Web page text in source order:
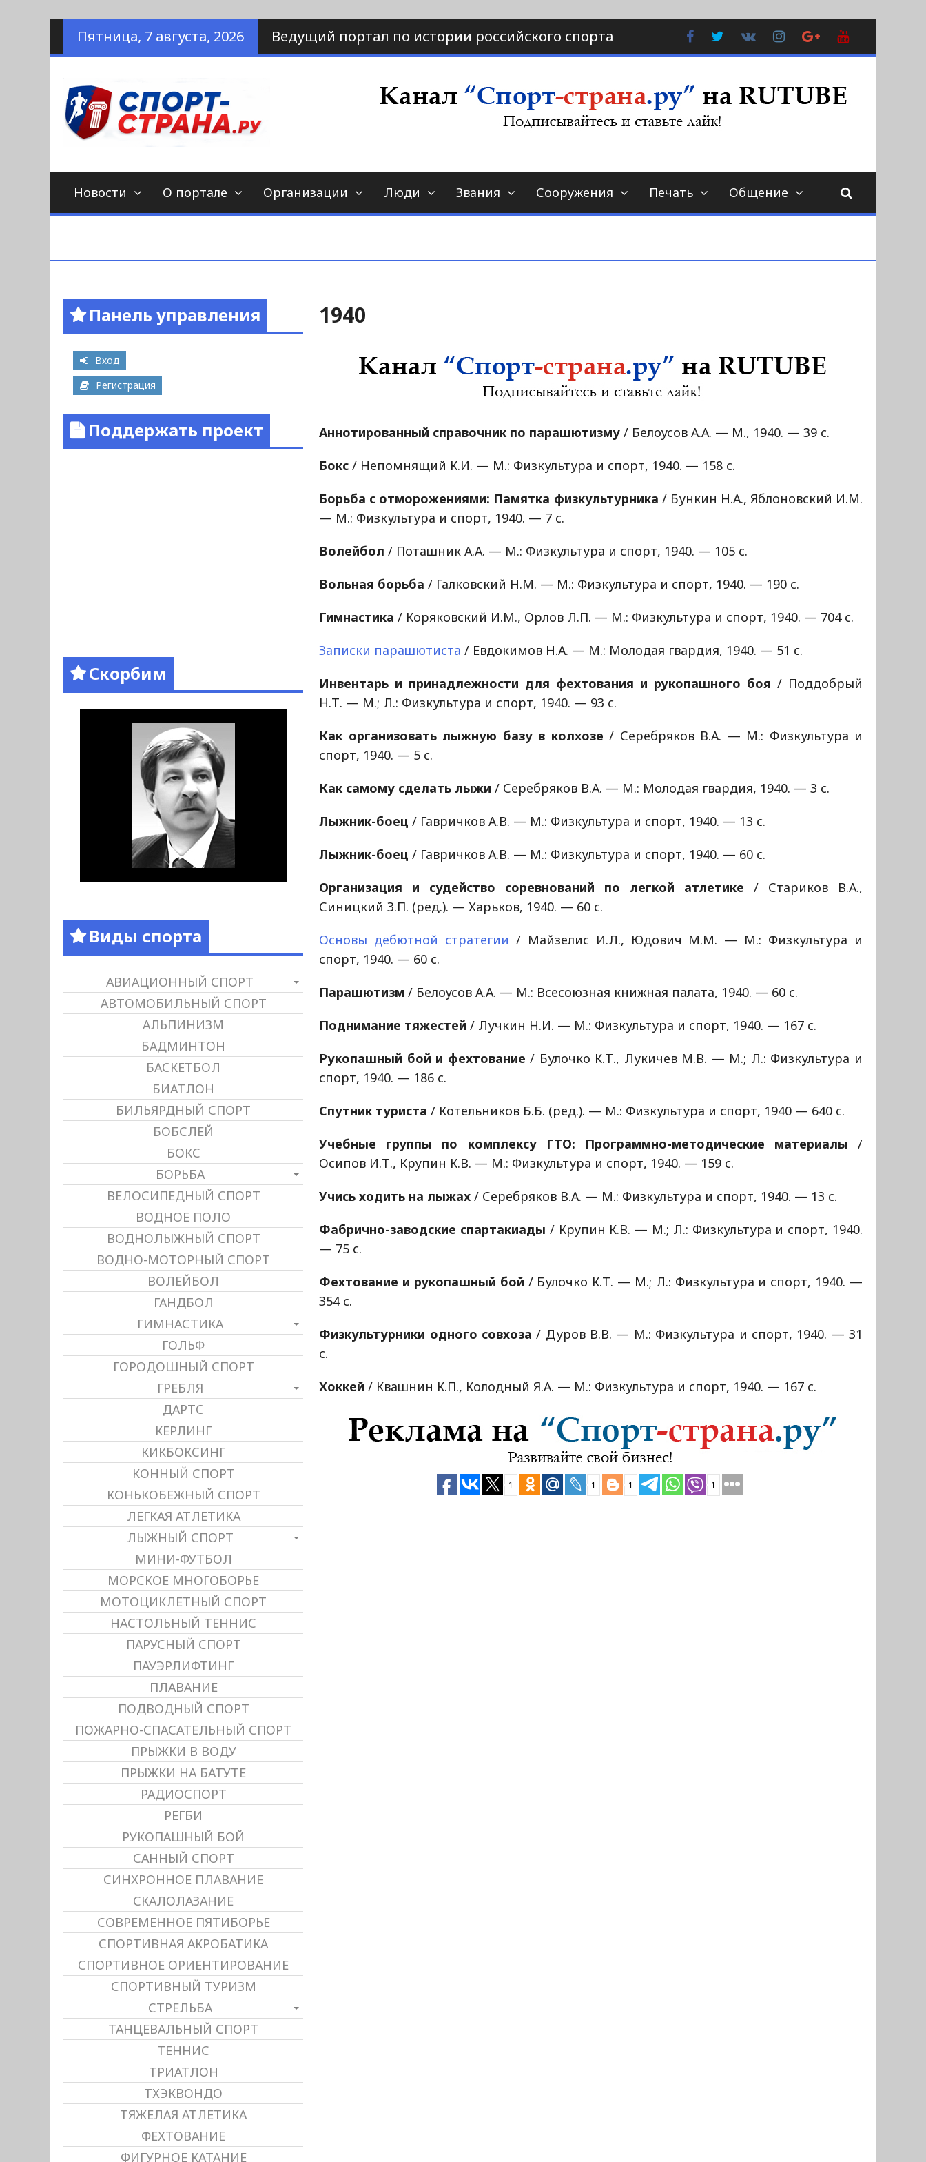
НаверхПятница, 7 августа, 2026 Ведущий портал по истории российского спорта FacebookTwitter
Контакте
Instagram
Google
Plus
Спорт-страна.ру
портал по истории спорта
Новости О портале Организации Люди Звания Сооружения Печать Общение
1940
Аннотированный справочник по парашютизму / Белоусов А.А. — М., 1940. — 39 с.
Бокс / Непомнящий К.И. — М.: Физкультура и спорт, 1940. — 158 с.
Борьба с отморожениями: Памятка физкультурника / Бункин Н.А., Яблоновский И.М.
— М.: Физкультура и спорт, 1940. — 7 с.
Волейбол / Поташник А.А. — М.: Физкультура и спорт, 1940. — 105 с.
Вольная борьба / Галковский Н.М. — М.: Физкультура и спорт, 1940. — 190 с.
Гимнастика / Коряковский И.М., Орлов Л.П. — М.: Физкультура и спорт, 1940. — 704 с.
Записки парашютиста / Евдокимов Н.А. — М.: Молодая гвардия, 1940. — 51 с.
Инвентарь и принадлежности для фехтования и рукопашного боя / Поддобрый
Н.Т. — М.; Л.: Физкультура и спорт, 1940. — 93 с.
Как организовать лыжную базу в колхозе / Серебряков В.А. — М.: Физкультура и
спорт, 1940. — 5 с.
Как самому сделать лыжи / Серебряков В.А. — М.: Молодая гвардия, 1940. — 3 с.
Лыжник-боец / Гавричков А.В. — М.: Физкультура и спорт, 1940. — 13 с.
Лыжник-боец / Гавричков А.В. — М.: Физкультура и спорт, 1940. — 60 с.
Организация и судейство соревнований по легкой атлетике / Стариков В.А.,
Синицкий З.П. (ред.). — Харьков, 1940. — 60 с.
Основы дебютной стратегии / Майзелис И.Л., Юдович М.М. — М.: Физкультура и
спорт, 1940. — 60 с.
Парашютизм / Белоусов А.А. — М.: Всесоюзная книжная палата, 1940. — 60 с.
Поднимание тяжестей / Лучкин Н.И. — М.: Физкультура и спорт, 1940. — 167 с.
Рукопашный бой и фехтование / Булочко К.Т., Лукичев М.В. — М.; Л.: Физкультура и
спорт, 1940. — 186 с.
Спутник туриста / Котельников Б.Б. (ред.). — М.: Физкультура и спорт, 1940 — 640 с.
Учебные группы по комплексу ГТО: Программно-методические материалы /
Осипов И.Т., Крупин К.В. — М.: Физкультура и спорт, 1940. — 159 с.
Учись ходить на лыжах / Серебряков В.А. — М.: Физкультура и спорт, 1940. — 13 с.
Фабрично-заводские спартакиады / Крупин К.В. — М.; Л.: Физкультура и спорт, 1940.
— 75 с.
Фехтование и рукопашный бой / Булочко К.Т. — М.; Л.: Физкультура и спорт, 1940. —
354 с.
Физкультурники одного совхоза / Дуров В.В. — М.: Физкультура и спорт, 1940. — 31
с.
Хоккей / Квашнин К.П., Колодный Я.А. — М.: Физкультура и спорт, 1940. — 167 с.
1 1 1 1
Панель управления
Вход
Регистрация
Поддержать проект
Скорбим
Виды спорта
АВИАЦИОННЫЙ СПОРТ
АВТОМОБИЛЬНЫЙ СПОРТ
АЛЬПИНИЗМ
БАДМИНТОН
БАСКЕТБОЛ
БИАТЛОН
БИЛЬЯРДНЫЙ СПОРТ
БОБСЛЕЙ
БОКС
БОРЬБА
ВЕЛОСИПЕДНЫЙ СПОРТ
ВОДНОЕ ПОЛО
ВОДНОЛЫЖНЫЙ СПОРТ
ВОДНО-МОТОРНЫЙ СПОРТ
ВОЛЕЙБОЛ
ГАНДБОЛ
ГИМНАСТИКА
ГОЛЬФ
ГОРОДОШНЫЙ СПОРТ
ГРЕБЛЯ
ДАРТС
КЕРЛИНГ
КИКБОКСИНГ
КОННЫЙ СПОРТ
КОНЬКОБЕЖНЫЙ СПОРТ
ЛЕГКАЯ АТЛЕТИКА
ЛЫЖНЫЙ СПОРТ
МИНИ-ФУТБОЛ
МОРСКОЕ МНОГОБОРЬЕ
МОТОЦИКЛЕТНЫЙ СПОРТ
НАСТОЛЬНЫЙ ТЕННИС
ПАРУСНЫЙ СПОРТ
ПАУЭРЛИФТИНГ
ПЛАВАНИЕ
ПОДВОДНЫЙ СПОРТ
ПОЖАРНО-СПАСАТЕЛЬНЫЙ СПОРТ
ПРЫЖКИ В ВОДУ
ПРЫЖКИ НА БАТУТЕ
РАДИОСПОРТ
РЕГБИ
РУКОПАШНЫЙ БОЙ
САННЫЙ СПОРТ
СИНХРОННОЕ ПЛАВАНИЕ
СКАЛОЛАЗАНИЕ
СОВРЕМЕННОЕ ПЯТИБОРЬЕ
СПОРТИВНАЯ АКРОБАТИКА
СПОРТИВНОЕ ОРИЕНТИРОВАНИЕ
СПОРТИВНЫЙ ТУРИЗМ
СТРЕЛЬБА
ТАНЦЕВАЛЬНЫЙ СПОРТ
ТЕННИС
ТРИАТЛОН
ТХЭКВОНДО
ТЯЖЕЛАЯ АТЛЕТИКА
ФЕХТОВАНИЕ
ФИГУРНОЕ КАТАНИЕ